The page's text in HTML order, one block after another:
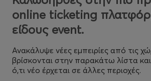
online ticketing
είδους event.
Ανακάλυψε νέες εμπειρίες από τις
βρίσκονται στην παρακάτω λίστα
ό,τι νέο έρχεται σε άλλες περιοχές.